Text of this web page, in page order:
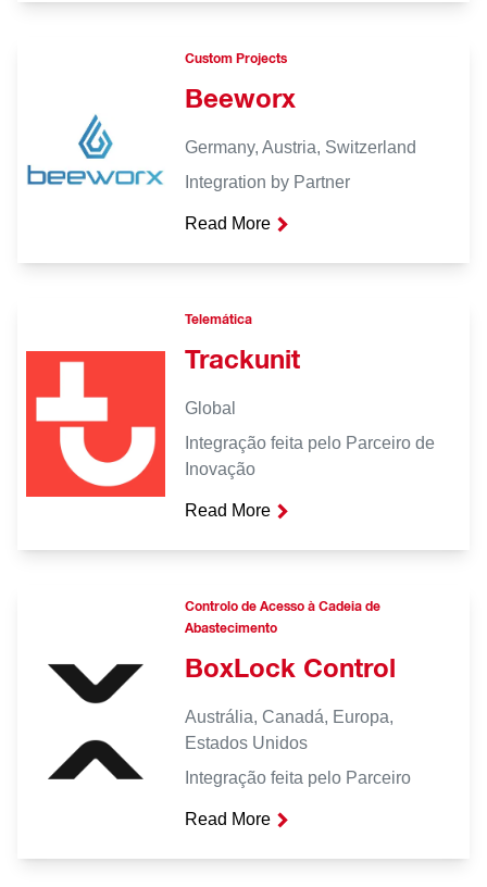
Custom Projects
Beeworx
Germany, Austria, Switzerland
Integration by Partner
Read More
Telemática
Trackunit
Global
Integração feita pelo Parceiro de
Inovação
Read More
Controlo de Acesso à Cadeia de
Abastecimento
BoxLock Control
Austrália, Canadá, Europa,
Estados Unidos
Integração feita pelo Parceiro
Read More